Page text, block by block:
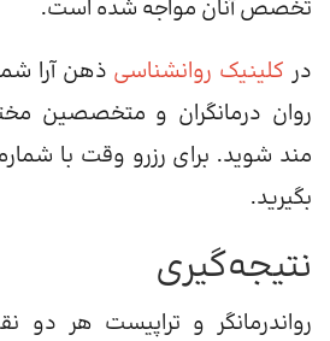
تخصص آنان مواجه شده است.
در کلینیک روانشناسی ذهن آرا
روان درمانگران و متخصصین
مند شوید. برای رزرو وقت با
بگیرید.
نتیجه‌گیری
رواندرمانگر و تراپیست هر